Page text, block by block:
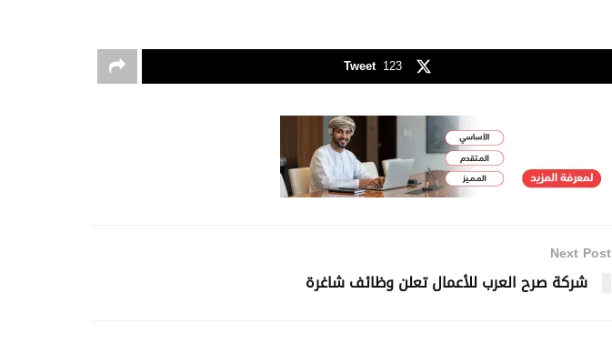
Tweet 123
Next Post
شركة صرح العرب للأعمال تعلن وظائف شاغرة